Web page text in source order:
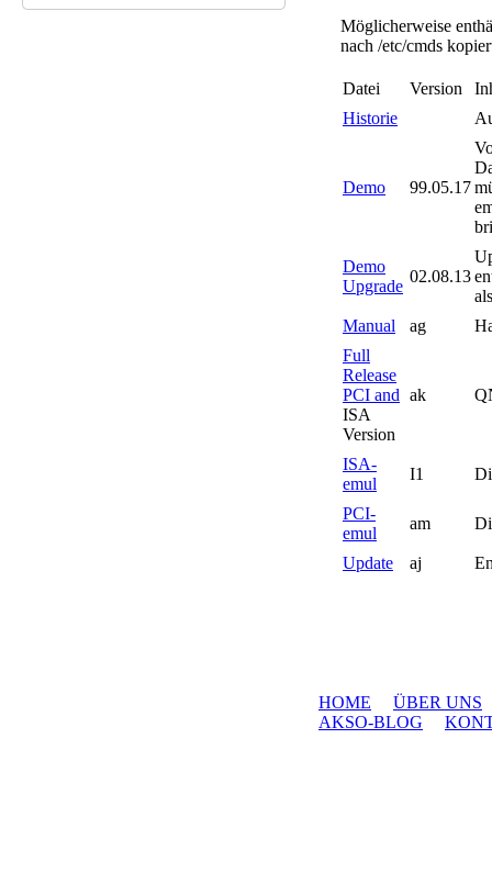
Möglicherweise
nach /etc/cmds
Datei Version
Historie
Demo 99.05.17
Demo
Upgrade
02.08.13
Manual
ag
Full
Release
PCI and
ISA
Version
ak
ISA-
emul
I1
PCI-
emul
am
Update aj
HOME
ÜBER UNS
AKSO-BLOG